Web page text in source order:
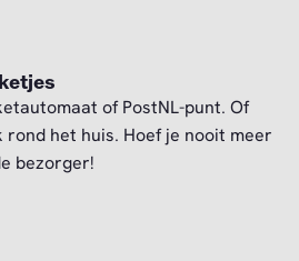
of PostNL-punt. Of
het huis. Hoef je nooit meer
bezorger!